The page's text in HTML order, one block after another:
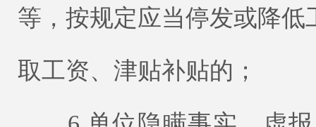
等，按规定应当停发或降
取工资、津贴补贴的；